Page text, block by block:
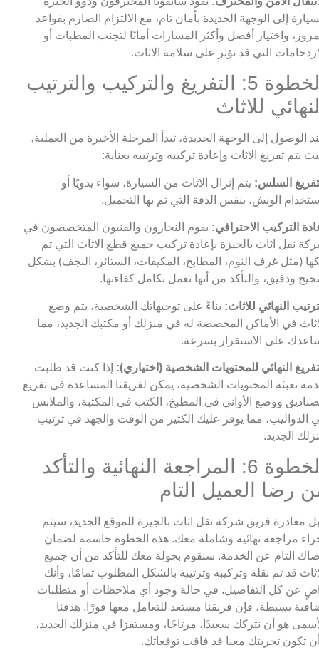
إلى الوجهة الجديدة بأمان تام، مع الالتزام الصارم بقواعد
واختيار أفضل وأكثر المسارات أمانًا لتجنب المطبات أو
التي قد تؤثر على سلامة الاثاث.
الخطوة 5: التفريغ والتركيب والترتيب
للاثاث
الوصول إلى الوجهة الجديدة، تبدأ المرحلة الأخيرة من العملية،
يتم تفريغ الاثاث وإعادة تركيبه وترتيبه بعناية:
السلس: يتم إنزال الاثاث من السيارة، سواء يدويًا أو
الونش، بنفس الدقة التي تم بها التحميل.
التركيب الاحترافي: يقوم النجارون والفنيون المتخصصون في
نقل اثاث بالجيزة بإعادة تركيب جميع قطع الاثاث التي تم
(مثل غرف النوم، المطابخ، المكيفات، الستائر، النجف) بشكل
ودقيق، والتأكد من أنها تعمل بكامل كفاءتها.
النهائي للاثاث: بناءً على توجيهاتك الشخصية، يتم وضع
في الأماكن المخصصة له في منزلك أو مكتبك الجديد، مما
على الاستقرار بسرعة.
النهائي للمحتويات الشخصية (اختياري): إذا كنت قد طلبت
تعبئة المحتويات الشخصية، يمكن لفريقنا المساعدة في تفريغ
ووضع الأواني في المطبخ، الكتب في المكتبة، والملابس
الدواليب، مما يوفر عليك الكثير من الوقت والجهد في ترتيب
الجديد.
الخطوة 6: المراجعة النهائية والتأكد
رضا العميل التام
مغادرة فريق شركة نقل اثاث بالجيزة للموقع الجديد، سيتم
مراجعة نهائية وشاملة معك. هذه الخطوة حاسمة لضمان
التام عن الخدمة. سنقوم بجولة معك للتأكد من أن جميع
قد تم نقله وتركيبه وترتيبه بالشكل المطلوب تمامًا، وأنك
عن كل التفاصيل. في حالة وجود أي ملاحظات أو متطلبات
بسيطة، فإن فريقنا مستعد للتعامل معها فورًا. هدفنا
هو أن نتركك سعيدًا، مرتاحًا، ومستقرًا في منزلك الجديد،
تكون تجربتك معنا قد فاقت توقعاتك.